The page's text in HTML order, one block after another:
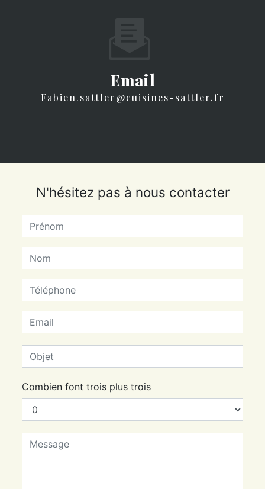
Email
fabien.sattler@cuisines-sattler.fr
N'hésitez pas à nous contacter
Combien font trois plus trois